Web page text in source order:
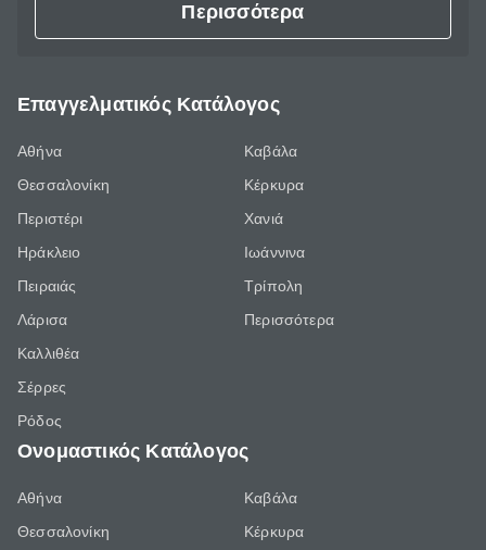
Περισσότερα
Επαγγελματικός Κατάλογος
Αθήνα
Θεσσαλονίκη
Περιστέρι
Ηράκλειο
Πειραιάς
Λάρισα
Καλλιθέα
Σέρρες
Ρόδος
Καβάλα
Κέρκυρα
Χανιά
Ιωάννινα
Τρίπολη
Περισσότερα
Ονομαστικός Κατάλογος
Αθήνα
Θεσσαλονίκη
Καβάλα
Κέρκυρα